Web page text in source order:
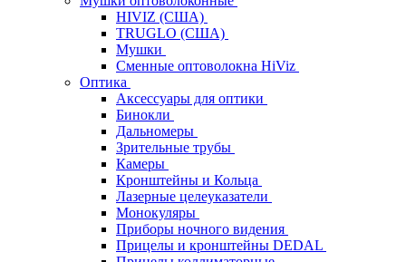
HIVIZ (США)
TRUGLO (США)
Мушки
Сменные оптоволокна HiViz
Оптика
Аксессуары для оптики
Бинокли
Дальномеры
Зрительные трубы
Камеры
Кронштейны и Кольца
Лазерные целеуказатели
Монокуляры
Приборы ночного видения
Прицелы и кронштейны DEDAL